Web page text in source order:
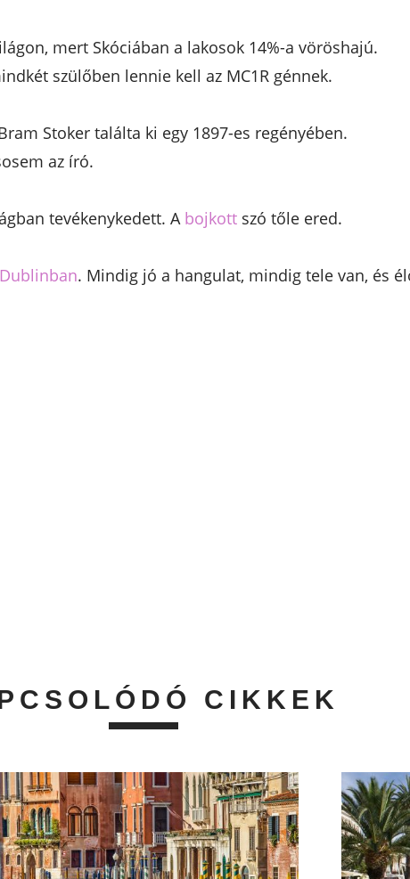
mert Skóciában a lakosok 14%-a vöröshajú.
szülőben lennie kell az MC1R génnek.
Stoker találta ki egy 1897-es regényében.
az író.
tevékenykedett. A bojkottszó tőle ered.
Dublinban. Mindig jó a hangulat, mindig tele van, és
CIKKEK